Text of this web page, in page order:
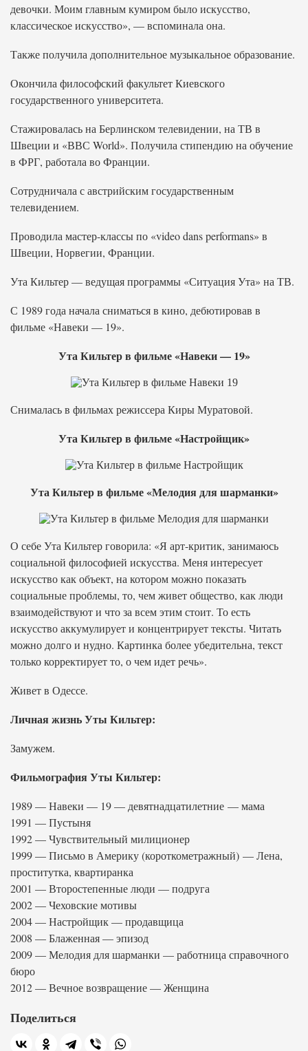
девочки. Моим главным кумиром было искусство,
классическое искусство», — вспоминала она.
Также получила дополнительное музыкальное образование.
Окончила философский факультет Киевского
государственного университета.
Стажировалась на Берлинском телевидении, на ТВ в
Швеции и «ВВС World». Получила стипендию на обучение
в ФРГ, работала во Франции.
Сотрудничала с австрийским государственным
телевидением.
Проводила мастер-классы по «video dans performans» в
Швеции, Норвегии, Франции.
Ута Кильтер — ведущая программы «Ситуация Ута» на ТВ.
С 1989 года начала сниматься в кино, дебютировав в
фильме «Навеки — 19».
Ута Кильтер в фильме «Навеки — 19»
Снималась в фильмах режиссера Киры Муратовой.
Ута Кильтер в фильме «Настройщик»
Ута Кильтер в фильме «Мелодия для шарманки»
О себе Ута Кильтер говорила: «Я арт-критик, занимаюсь
социальной философией искусства. Меня интересует
искусство как объект, на котором можно показать
социальные проблемы, то, чем живет общество, как люди
взаимодействуют и что за всем этим стоит. То есть
искусство аккумулирует и концентрирует тексты. Читать
можно долго и нудно. Картинка более убедительна, текст
только корректирует то, о чем идет речь».
Живет в Одессе.
Личная жизнь Уты Кильтер:
Замужем.
Фильмография Уты Кильтер:
1989 — Навеки — 19 — девятнадцатилетние — мама
1991 — Пустыня
1992 — Чувствительный милиционер
1999 — Письмо в Америку (короткометражный) — Лена,
проститутка, квартиранка
2001 — Второстепенные люди — подруга
2002 — Чеховские мотивы
2004 — Настройщик — продавщица
2008 — Блаженная — эпизод
2009 — Мелодия для шарманки — работница справочного
бюро
2012 — Вечное возвращение — Женщина
Поделиться